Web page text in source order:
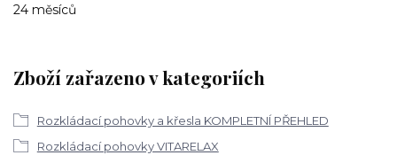
24 měsíců
Zboží zařazeno v kategoriích
Rozkládací pohovky a křesla KOMPLETNÍ PŘEHLED
Rozkládací pohovky VITARELAX